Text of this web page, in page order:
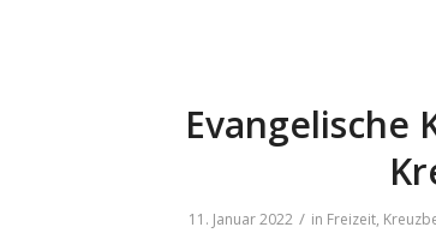
Evangelische
11. Januar 2022 / in Freizeit,